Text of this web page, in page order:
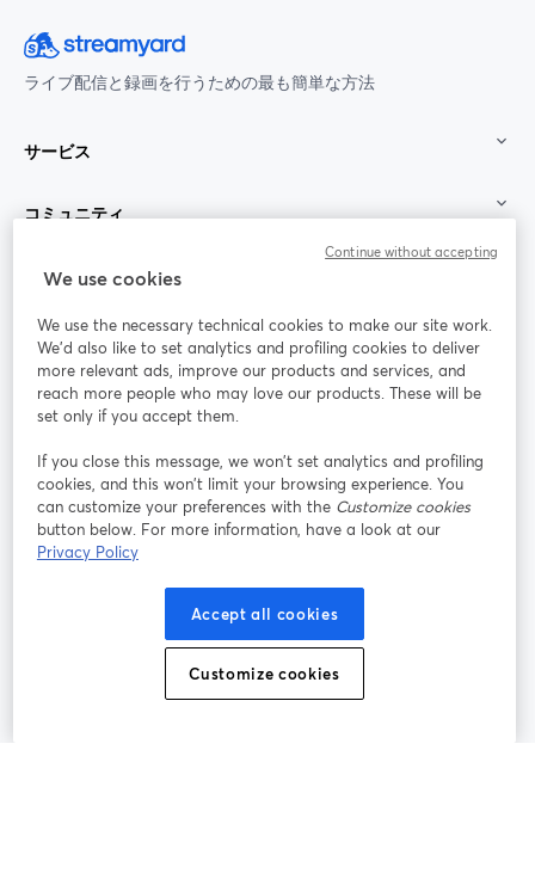
ライブ配信と録画を行うための最も簡単な方法
サービス
コミュニティ
StreamYard：
参加する
ライ
ンセ
ミナ
ー
Facebook
新しいタブで開く(Twitter)
YouTube
Instagram
新しいタブで開く
LinkedIn
新しいタブで開く
新しいタブで開く
プラットフォーム利用規約
個人情報保護方針 クッキーポリシー
We use cookies
We use the necessary technical cookies to make our site work.
We'd also like to set analytics and profiling cookies to deliver
more relevant ads, improve our products and services, and
reach more people who may love our products. These will be
set only if you accept them.
If you close this message, we won’t set analytics and profiling
cookies, and this won’t limit your browsing experience. You
can customize your preferences with the Customize cookies
button below. For more information, have a look at our
Privacy Policy
Accept all cookies
Customize cookies
Continue without accepting